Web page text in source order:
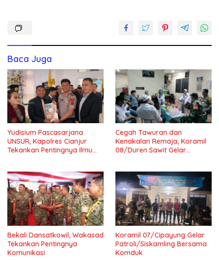
Baca Juga
Yudisium Pascasarjana
UNSUR, Kapolres Cianjur
Tekankan Pentingnya Ilmu
Cegah Tawuran dan
Kenakalan Remaja, Koramil
08/Duren Sawit Gelar
Bekali Dansatkowil, Wakasad
Tekankan Pentingnya
Komunikasi
Koramil 07/Cipayung Gelar
Patroli/Siskamling Bersama
Komduk